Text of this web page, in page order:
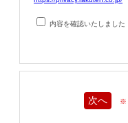
内容を確認いたしました
※